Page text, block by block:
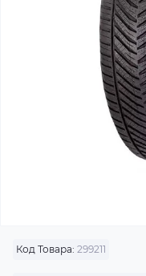
Код Товара: 299211